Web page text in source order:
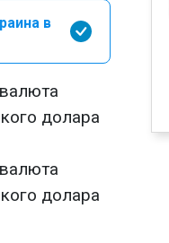
в
долара
долара